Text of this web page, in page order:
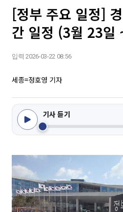
[정부 주요 일정]
간 일정 (3월 23일
입력 2026-03-22 08:56
세종=정호영 기자
기사 듣기